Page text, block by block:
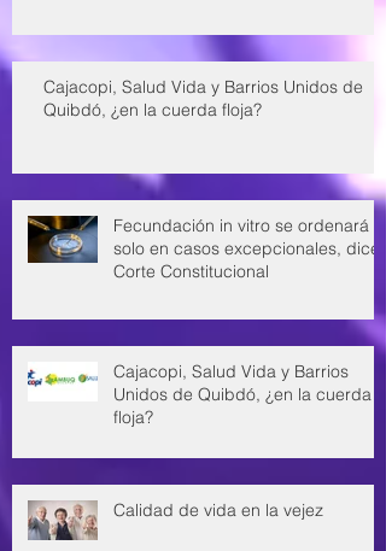
Cajacopi, Salud Vida y Barrios Unidos de
Quibdó, ¿en la cuerda floja?
Fecundación in vitro se ordenará
solo en casos excepcionales, dice
Corte Constitucional
Cajacopi, Salud Vida y Barrios
Unidos de Quibdó, ¿en la cuerda
floja?
Calidad de vida en la vejez